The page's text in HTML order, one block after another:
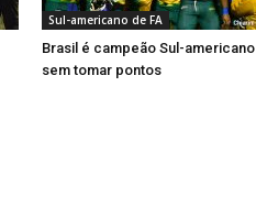
Sul-americano de FA
Brasil é campeão Sul-americano
sem tomar pontos